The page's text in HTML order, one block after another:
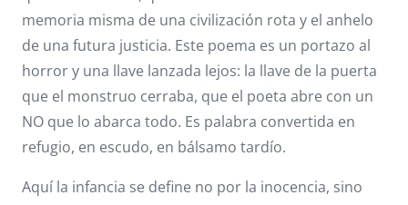
memoria misma de una civilización rota y el anhelo
de una futura justicia. Este poema es un portazo al
horror y una llave lanzada lejos: la llave de la puerta
que el monstruo cerraba, que el poeta abre con un
NO que lo abarca todo. Es palabra convertida en
refugio, en escudo, en bálsamo tardío.
Aquí la infancia se define no por la inocencia, sino